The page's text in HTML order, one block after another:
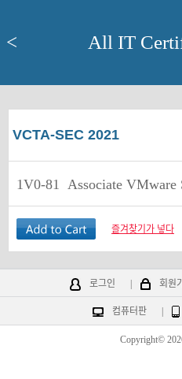
< All IT
VCTA-SEC 2021
1V0-81 Associate VMware
즐겨찾기가 넣다
로그인 회원
컴퓨터판
Copyright©